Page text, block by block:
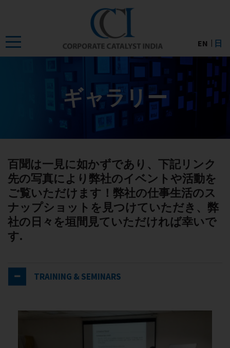
content
EN 日
ギャラリー
百聞は一見に如かずであり、下記リンク
先の写真により弊社のイベントや活動を
ご覧いただけます！弊社の仕事生活のス
ナップショットを見つけていただき、弊
社の日々を垣間見ていただければ幸いで
す.
TRAINING & SEMINARS